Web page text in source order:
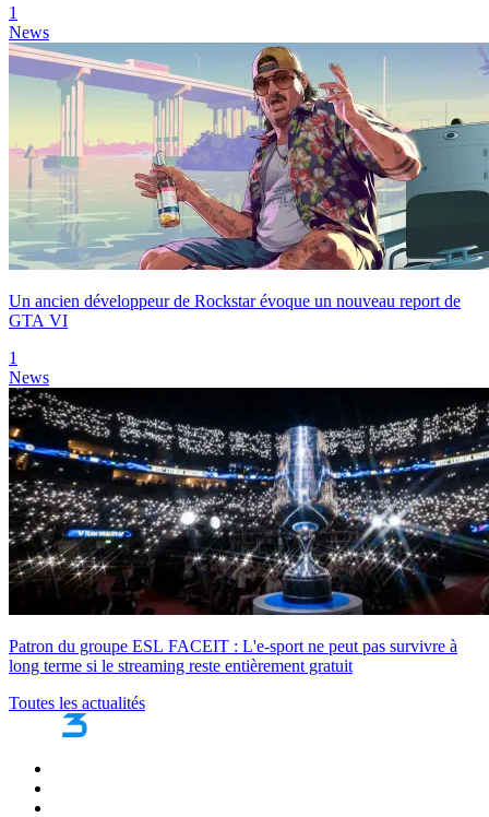
1
News
Un ancien développeur de Rockstar évoque un nouveau report de
GTA VI
1
News
Patron du groupe ESL FACEIT : L'e-sport ne peut pas survivre à
long terme si le streaming reste entièrement gratuit
Toutes les actualités